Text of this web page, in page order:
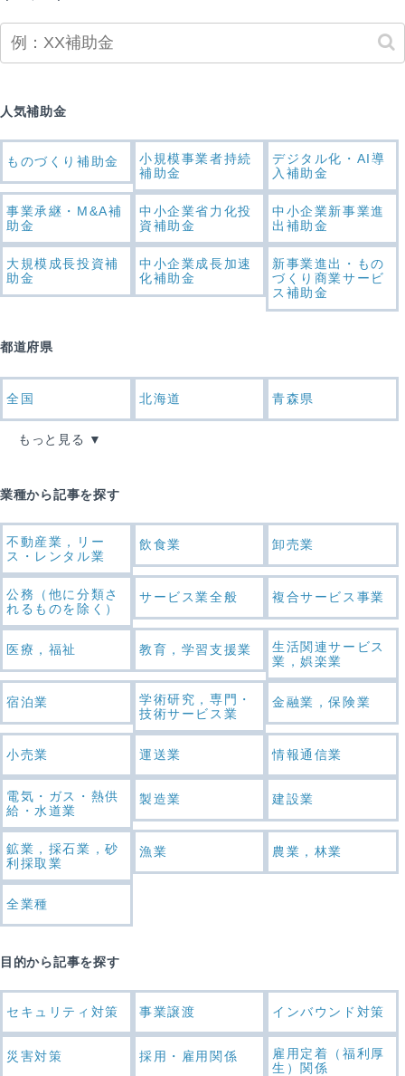
人気補助金
ものづくり補助金
小規模事業者持続
補助金
デジタル化・AI導
入補助金
事業承継・M&A補
助金
中小企業省力化投
資補助金
中小企業新事業進
出補助金
大規模成長投資補
助金
中小企業成長加速
化補助金
新事業進出・もの
づくり商業サービ
ス補助金
都道府県
全国 北海道 青森県
もっと見る
業種から記事を探す
不動産業，リー
ス・レンタル業
飲食業 卸売業
公務（他に分類さ
れるものを除く）
サービス業全般 複合サービス事業
医療，福祉 教育，学習支援業
生活関連サービス
業，娯楽業
宿泊業
学術研究，専門・
技術サービス業
金融業，保険業
小売業 運送業 情報通信業
電気・ガス・熱供
給・水道業
製造業 建設業
鉱業，採石業，砂
利採取業
漁業 農業，林業
全業種
目的から記事を探す
セキュリティ対策 事業譲渡 インバウンド対策
災害対策 採用・雇用関係
雇用定着（福利厚
生）関係